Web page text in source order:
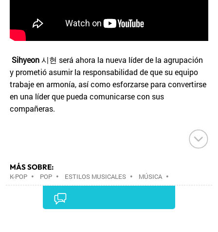
Sihyeon시현 será ahora la nueva líder de la agrupación
y prometió asumir la responsabilidad de que su equipo
trabaje en armonía, así como esforzarse para convertirse
en una líder que pueda comunicarse con sus
compañeras.
MÁS SOBRE:
K-POP • POP • ESTILOS MUSICALES • MÚSICA •